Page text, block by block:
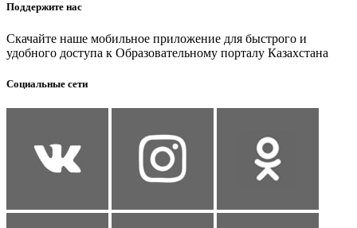
Поддержите нас
Скачайте наше мобильное приложение для быстрого и
удобного доступа к Образовательному порталу Казахстана
Социальные сети